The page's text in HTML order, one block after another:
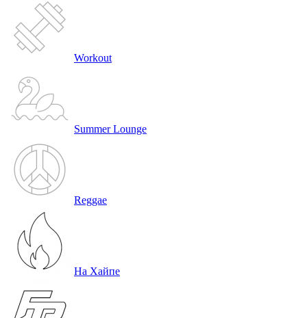
Workout
Summer Lounge
Reggae
На Хайпе